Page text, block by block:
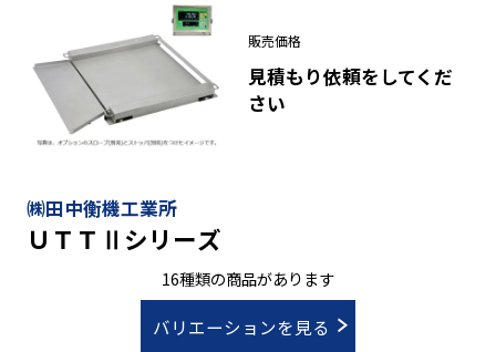
●表示器スタンドはオプション
㈱田中衡機工業所
ＵＴＴⅡシリーズ
16種類の商品があります
バリエーションを見る
販売価格
見積もり依頼をしてくだ
さい